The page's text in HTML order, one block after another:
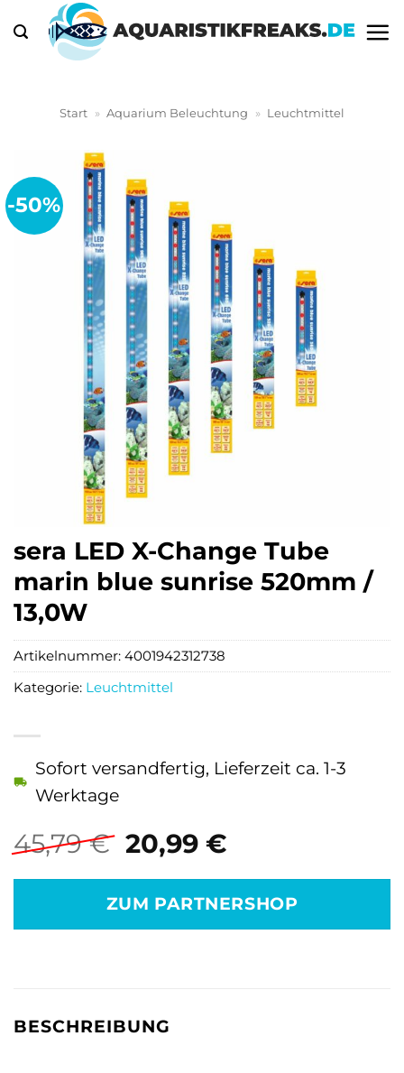
Inhalt
springen
Start » Aquarium Beleuchtung » Leuchtmittel
-50%
sera LED X-Change Tube
marin blue sunrise 520mm /
13,0W
45,79€ Ursprünglicher
Preis
war:
45,79 €
20,99 €Aktueller
ist:
20,99 €.
Sofort versandfertig, Lieferzeit ca. 1-3
Werktage
ZUM PARTNERSHOP
Artikelnummer: 4001942312738
Kategorie: Leuchtmittel
BESCHREIBUNG